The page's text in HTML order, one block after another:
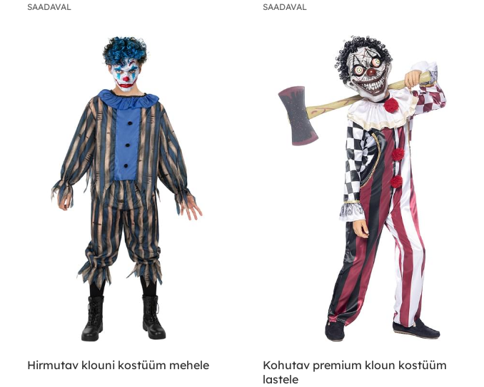
SAADAVAL SAADAVAL
Hirmutav klouni kostüüm mehele
Kohutav premium kloun kostüüm
lastele